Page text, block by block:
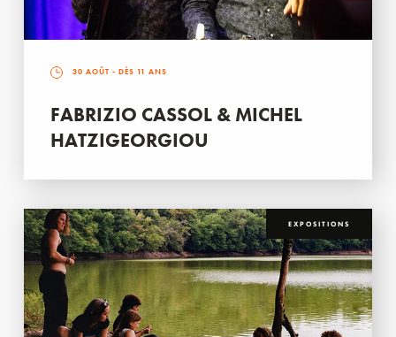
30 AOÛT - DÈS 11 ANS
FABRIZIO CASSOL & MICHEL
HATZIGEORGIOU
EXPOSITIONS